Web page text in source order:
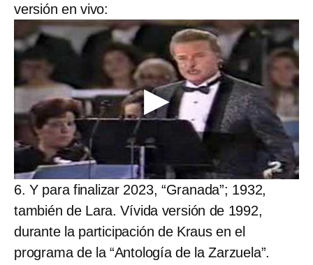
versión en vivo:
6. Y para finalizar 2023, “Granada”; 1932,
también de Lara. Vívida versión de 1992,
durante la participación de Kraus en el
programa de la “Antología de la Zarzuela”.